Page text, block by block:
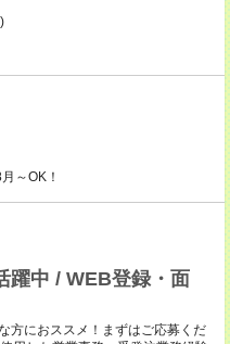
～OK！
躍中 / WEB登録・面
方におススメ！まずはご応募くだ